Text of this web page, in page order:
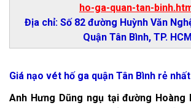
ho-ga-quan-tan-
Địa chỉ: Số 82 đường Huỳnh Văn
Quận Tân Bình, TP. HCM
Giá nạo vét hố ga quận Tân Bình rẻ
Anh Hưng Dũng ngụ tại đường Hoàng